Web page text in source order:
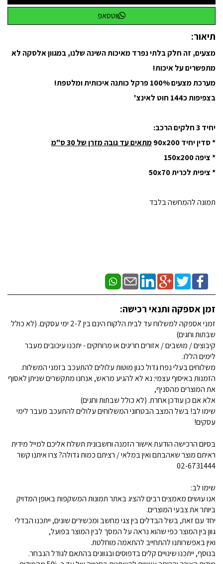
ווטסאפ
תיאור:
מצעים, זה חלק בלתי נפרד מאיכות השינה שלנו, במגוון אלסקה לא
מתפשרים על איכות!
מערכת מצעים 100% פרקל כותנה איכותית ומלטפת!
בצפיפות כ144 חוט לאינצ'
יחיד 3 חלקים הרכב:
* סדין יחיד 90x200
מתאים עד גובה מזרן של 30 ס"מ
* ציפה 150x200
* ציפית לכרית 50x70
תמונה להמחשה בלבד
זמן אספקה ותנאי רכישה:
זמני אספקה למשלוח עד לבית הלקוח הינם בין 2-7 ימי עסקים. (לא כולל
שבתות וחגים)
קיבוצים / מושבים / אזורים חריגים או מרוחקים - יתכנו עיכובים מעבר
לימים הללו.
משלוחים בעלי נפח גדול כגון מוטות עלולים להתעכב בזמני המשלוח.
הזמנות באיסוף עצמי: נא לא להגיע מראש, אנחנו מתקשרים שניתן לאסוף
את המוצרים מהסניף,
אלא אם כן עודכן אחרת. (לא כולל שבתות וחגים)
שימו לב! בשל המצב הבטחוני המשלוחים עלולים להתעכב מעבר לימי
עסקים!
בסיום הרכישה הודעת אישור הזמנה וחשבונית תשלח אליכם למייל מידית
ראיתם מוצר שאהבתם ואין במלאי / רציתם כמות גדולה? צרו איתנו קשר
02-6731444
שימו לב:
אנו עושים מאמצים רבים להציג באתר תמונות המשקפות באופן המדויק
ביותר את צבעי המוצרים.
יחד עם זאת, בשל הבדלים בין צגי מחשב ומכשירים שונים, ייתכנו הבדלי
גוון בין המוצר כפי שהוא נראה על המסך לבין המוצר בפועל,
ואין באפשרותנו להתחייב להתאמה מוחלטת.
בנוסף, ייתכנו שינויים קלים בדפוסים ובגוונים בהתאם לגודל הנבחר.